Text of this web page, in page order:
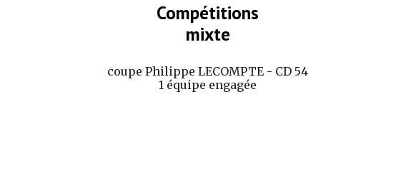
Compétitions
mixte
coupe Philippe LECOMPTE - CD 54
1 équipe engagée